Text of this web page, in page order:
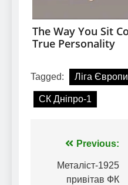
Tagged: Ліга Європи
СК Дніпро-1
Навігація
записів
Previous:
Металіст-1925
привітав ФК